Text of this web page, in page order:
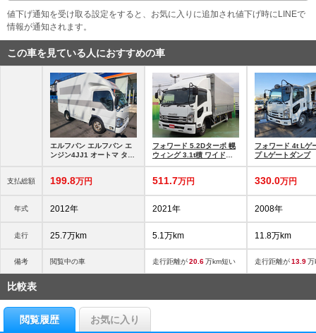
値下げ通知を受け取る設定をすると、お気に入りに追加され値下げ時にLINEで
情報が通知されます。
この車を見ている人におすすめの車
支払総額
年式
走行
備考
エルフバン エルフバン エ
ンジン4JJ1 オートマ ター
199.8万円
2012年
25.7万km
閲覧中の車
フォワード 5.2Dターボ 幌
ウィング 3.1t積 ワイドキ
511.7万円
2021年
5.1万km
走行距離が20.6万km短い
フォワード 4t Lゲ
プ Lゲートダンプ
330.0万円
2008年
11.8万km
走行距離が13.9万
比較表
閲覧履歴 お気に入り